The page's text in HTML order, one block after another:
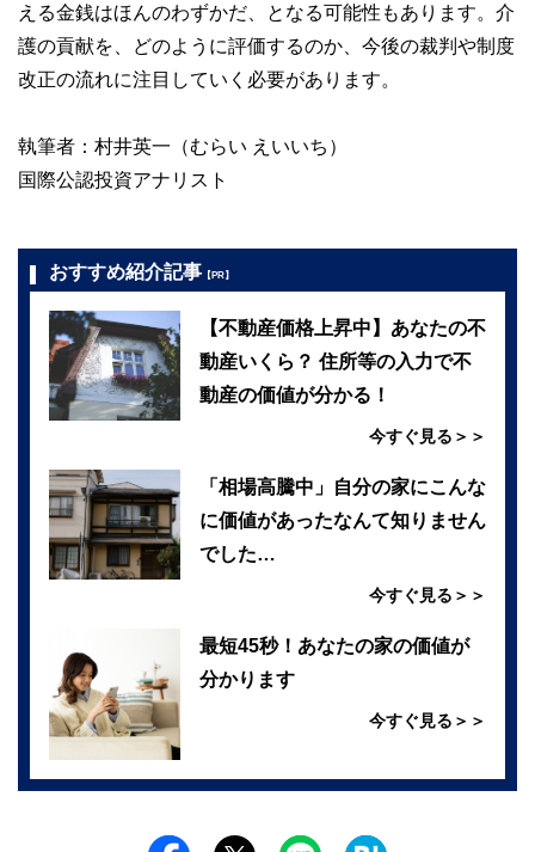
える金銭はほんのわずかだ、となる可能性もあります。介
護の貢献を、どのように評価するのか、今後の裁判や制度
改正の流れに注目していく必要があります。
執筆者：村井英一（むらい えいいち）
国際公認投資アナリスト
おすすめ紹介記事 【PR】
【不動産価格上昇中】あなたの不
動産いくら？ 住所等の入力で不
動産の価値が分かる！
今すぐ見る＞＞
「相場高騰中」自分の家にこんな
に価値があったなんて知りません
でした…
今すぐ見る＞＞
最短45秒！あなたの家の価値が
分かります
今すぐ見る＞＞